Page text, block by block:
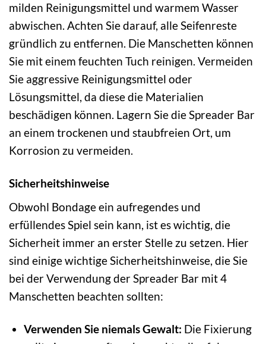
milden Reinigungsmittel und warmem Wasser
abwischen. Achten Sie darauf, alle Seifenreste
gründlich zu entfernen. Die Manschetten können
Sie mit einem feuchten Tuch reinigen. Vermeiden
Sie aggressive Reinigungsmittel oder
Lösungsmittel, da diese die Materialien
beschädigen können. Lagern Sie die Spreader Bar
an einem trockenen und staubfreien Ort, um
Korrosion zu vermeiden.
Sicherheitshinweise
Obwohl Bondage ein aufregendes und
erfüllendes Spiel sein kann, ist es wichtig, die
Sicherheit immer an erster Stelle zu setzen. Hier
sind einige wichtige Sicherheitshinweise, die Sie
bei der Verwendung der Spreader Bar mit 4
Manschetten beachten sollten:
Verwenden Sie niemals Gewalt: Die Fixierung